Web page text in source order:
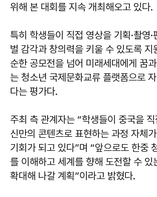
위해 본 대회를 지속 개최해오고 있다.
특히 학생들이 직접 영상을 기획·촬영
벌 감각과 창의력을 키울 수 있도록 지
순한 공모전을 넘어 미래세대에게 꿈
는 청소년 국제문화교류 플랫폼으로
다는 평가다.
주최 측 관계자는 “학생들이 중국을
신만의 콘텐츠로 표현하는 과정 자체
기회가 되고 있다”며 “앞으로도 한중
를 이해하고 세계를 향해 도전할 수 있
확대해 나갈 계획”이라고 밝혔다.